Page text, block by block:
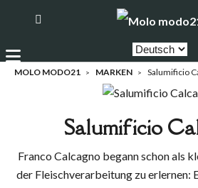
MOLO MODO21 MARKEN Salumificio
Salumificio
Franco Calcagno begann schon als
der Fleischverarbeitung zu erlernen: